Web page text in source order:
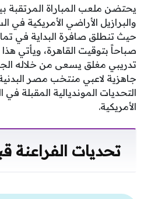
يحتضن ملعب المباراة
والبرازيل الأراضي الأمريكية في
حيث تنطلق صافرة البداية في
صباحاً بتوقيت القاهرة، ويأتي
تدريبي مغلق يسعى من خلاله
جاهزية لاعبي منتخب مصر
التحديات المونديالية المقبلة في
الأمريكية.
تحديات الفراعنة